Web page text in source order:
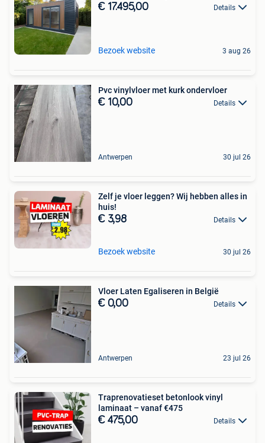
€ 17.495,00 Details
Bezoek website 3 aug 26
Pvc vinylvloer met kurk ondervloer
€ 10,00 Details
Antwerpen 30 jul 26
Zelf je vloer leggen? Wij hebben alles in
huis!
€ 3,98 Details
Bezoek website 30 jul 26
Vloer Laten Egaliseren in België
€ 0,00 Details
Antwerpen 23 jul 26
Traprenovatieset betonlook vinyl
laminaat – vanaf €475
€ 475,00 Details